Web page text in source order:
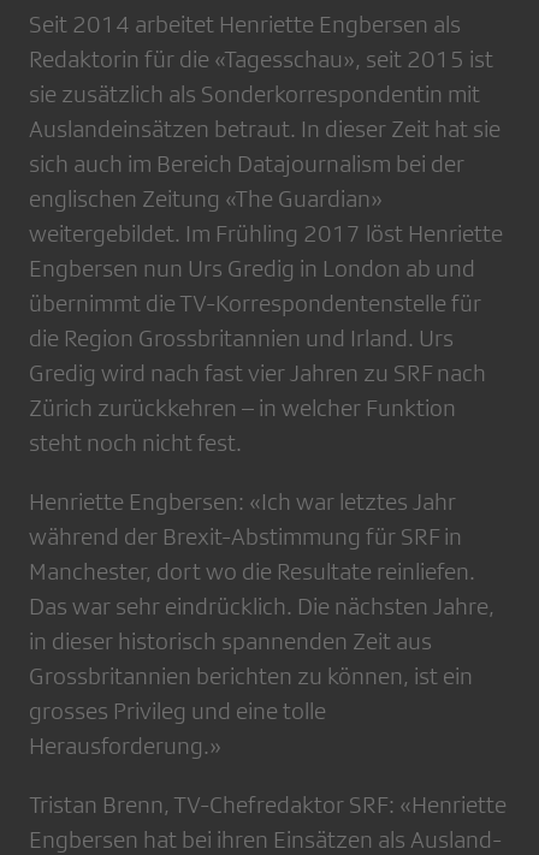
Seit 2014 arbeitet Henriette Engbersen als
Redaktorin für die «Tagesschau», seit 2015 ist
sie zusätzlich als Sonderkorrespondentin mit
Auslandeinsätzen betraut. In dieser Zeit hat sie
sich auch im Bereich Datajournalism bei der
englischen Zeitung «The Guardian»
weitergebildet. Im Frühling 2017 löst Henriette
Engbersen nun Urs Gredig in London ab und
übernimmt die TV-Korrespondentenstelle für
die Region Grossbritannien und Irland. Urs
Gredig wird nach fast vier Jahren zu SRF nach
Zürich zurückkehren – in welcher Funktion
steht noch nicht fest.
Henriette Engbersen: «Ich war letztes Jahr
während der Brexit-Abstimmung für SRF in
Manchester, dort wo die Resultate reinliefen.
Das war sehr eindrücklich. Die nächsten Jahre,
in dieser historisch spannenden Zeit aus
Grossbritannien berichten zu können, ist ein
grosses Privileg und eine tolle
Herausforderung.»
Tristan Brenn, TV-Chefredaktor SRF: «Henriette
Engbersen hat bei ihren Einsätzen als Ausland-